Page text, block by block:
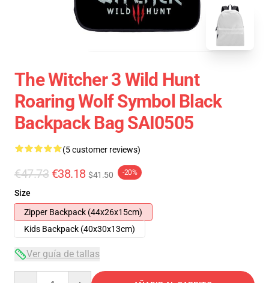
The Witcher 3 Wild Hunt
Roaring Wolf Symbol Black
Backpack Bag SAI0505
(5 customer reviews)
€47.73 €38.18 $41.50 -20%
Size
Zipper Backpack (44x26x15cm)
Kids Backpack (40x30x13cm)
Ver guía de tallas